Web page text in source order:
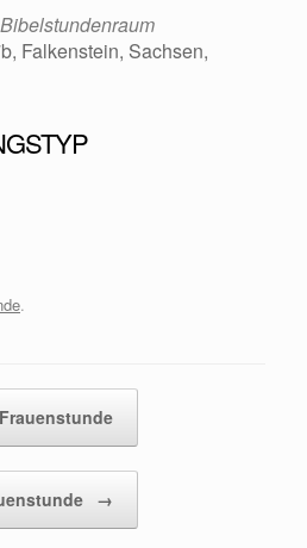
Falkenstein, Sachsen,
.
Frauenstunde
→